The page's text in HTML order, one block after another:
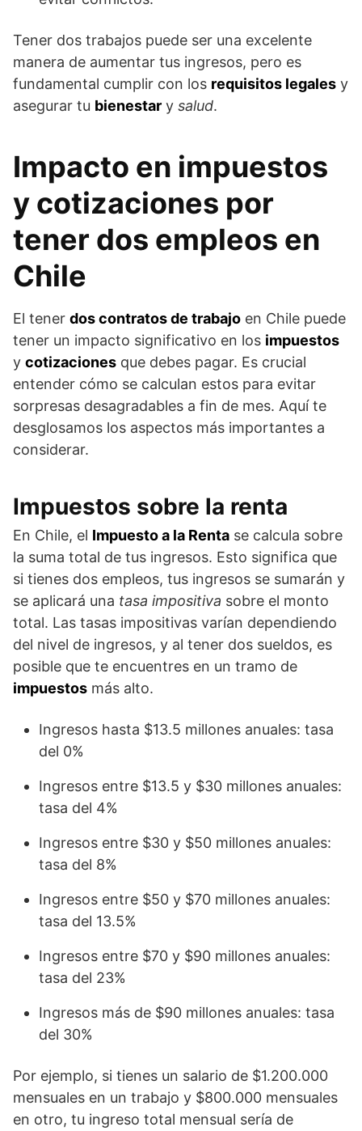
Tener dos trabajos puede ser una excelente
manera de aumentar tus ingresos, pero es
fundamental cumplir con los requisitos legales y
asegurar tu bienestar y salud.
Impacto en impuestos
y cotizaciones por
tener dos empleos en
Chile
El tener dos contratos de trabajo en Chile puede
tener un impacto significativo en los impuestos
y cotizaciones que debes pagar. Es crucial
entender cómo se calculan estos para evitar
sorpresas desagradables a fin de mes. Aquí te
desglosamos los aspectos más importantes a
considerar.
Impuestos sobre la renta
En Chile, el Impuesto a la Renta se calcula sobre
la suma total de tus ingresos. Esto significa que
si tienes dos empleos, tus ingresos se sumarán y
se aplicará una tasa impositiva sobre el monto
total. Las tasas impositivas varían dependiendo
del nivel de ingresos, y al tener dos sueldos, es
posible que te encuentres en un tramo de
impuestos más alto.
Ingresos hasta $13.5 millones anuales: tasa
del 0%
Ingresos entre $13.5 y $30 millones anuales:
tasa del 4%
Ingresos entre $30 y $50 millones anuales:
tasa del 8%
Ingresos entre $50 y $70 millones anuales:
tasa del 13.5%
Ingresos entre $70 y $90 millones anuales:
tasa del 23%
Ingresos más de $90 millones anuales: tasa
del 30%
Por ejemplo, si tienes un salario de $1.200.000
mensuales en un trabajo y $800.000 mensuales
en otro, tu ingreso total mensual sería de